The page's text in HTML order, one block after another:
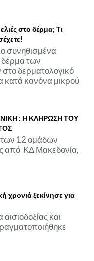
στο δέρμα; Τι
συνηθισμένα
των
δερματολογικό
κατά κανόνα μικρού
: Η ΚΛΗΡΩΣΗ ΤΟΥ
των 12 ομάδων
από ΚΔ Μακεδονία,
χρονιά ξεκίνησε για
και